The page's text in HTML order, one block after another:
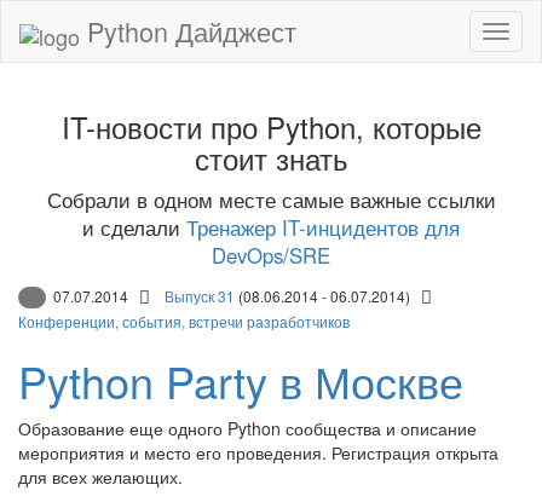
Python Дайджест
IT-новости про Python, которые
стоит знать
Собрали в одном месте самые важные ссылки
и сделали Тренажер IT-инцидентов для
DevOps/SRE
07.07.2014 Выпуск 31 (08.06.2014 - 06.07.2014)
Конференции, события, встречи разработчиков
Python Party в Москве
Образование еще одного Python сообщества и описание
мероприятия и место его проведения. Регистрация открыта
для всех желающих.